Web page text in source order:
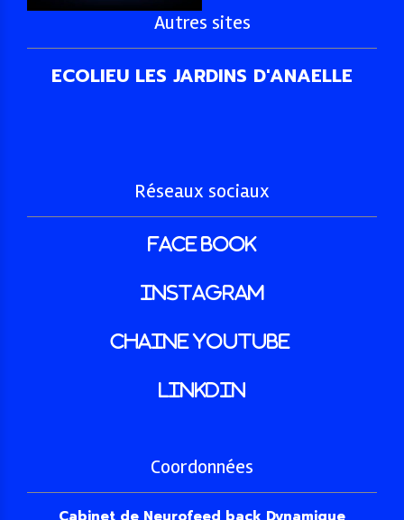
Autres sites
ECOLIEU LES JARDINS D'ANAELLE
Réseaux sociaux
face book
INSTAGRAM
Chaine youtube
LINKDIN
Coordonnées
Cabinet de Neurofeed back Dynamique